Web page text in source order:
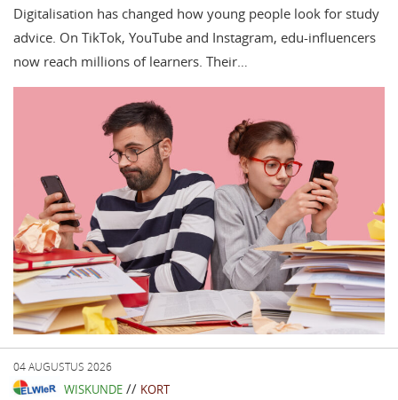
Digitalisation has changed how young people look for study
advice. On TikTok, YouTube and Instagram, edu-influencers
now reach millions of learners. Their…
04 AUGUSTUS 2026
WISKUNDE // KORT